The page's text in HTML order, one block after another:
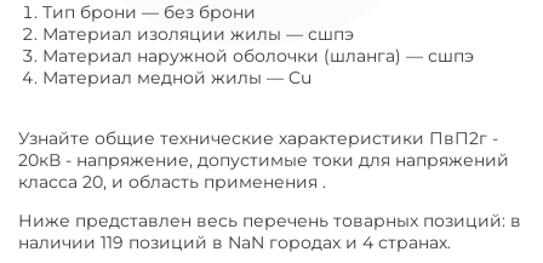
Тип брони — без брони
Материал изоляции жилы — сшпэ
Материал наружной оболочки (шланга) — сшпэ
Материал медной жилы — Cu
Узнайте общие технические характеристики ПвП2г -
20кВ - напряжение, допустимые токи для напряжений
класса 20, и область применения .
Ниже представлен весь перечень товарных позиций: в
наличии 119 позиций в NaN городах и 4 странах.